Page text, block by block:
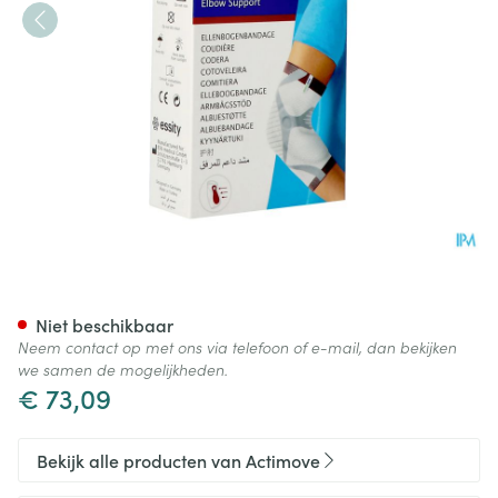
€ 73,09
Niet beschikbaar
Neem contact op met ons via telefoon of e-mail, dan bekijken
we samen de mogelijkheden.
Bekijk alle producten van Actimove